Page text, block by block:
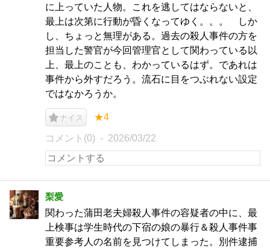
に上っていた人物。これを逃してはならないと、
最上は次第に行動が昏くなってゆく。。。 しか
し、ちょっと無理がある。過去の殺人事件の方を
担当した警官が今回管理官として関わっている以
上、最上のことも、わかっているはず。であれは
事件から外すだろう。流石に目をつぶれない設定
ではなかろうか。
ナイス ★4
コメント(0) 2026/03/22
梨愛
関わった蒲田老夫婦殺人事件の容疑者の中に、最
上検事は学生時代の下宿の娘の暴行＆殺人事件事
重要参考人の名前を見つけてしまった。別件逮捕